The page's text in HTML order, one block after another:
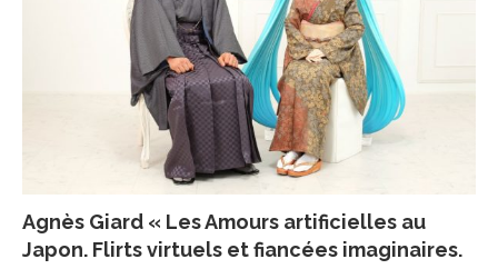
Agnès Giard « Les Amours artificielles au
Japon. Flirts virtuels et fiancées imaginaires.